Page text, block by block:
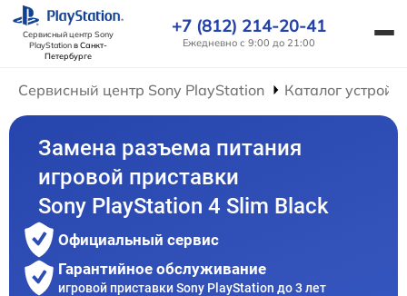
Сервисный центр Sony
PlayStationв Санкт-
Петербурге
+7 (812) 214-20-41
Ежедневно с 9:00 до 21:00
Сервисный центр Sony PlayStation Каталог
Замена разъема питания
игровой приставки
Sony PlayStation 4 Slim Black
Официальный сервис
Гарантийное обслуживание
игровой приставки Sony PlayStation до 3 лет